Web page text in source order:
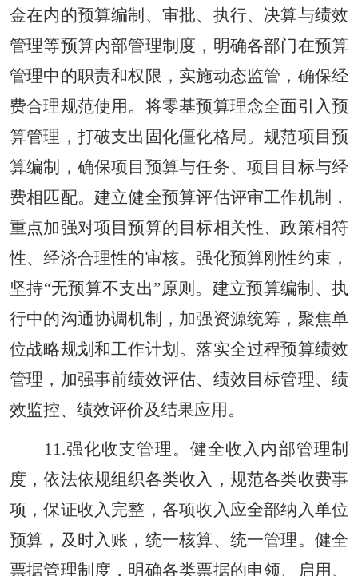
金在内的预算编制、审批、执行、决算与绩效
管理等预算内部管理制度，明确各部门在预算
管理中的职责和权限，实施动态监管，确保经
费合理规范使用。将零基预算理念全面引入预
算管理，打破支出固化僵化格局。规范项目预
算编制，确保项目预算与任务、项目目标与经
费相匹配。建立健全预算评估评审工作机制，
重点加强对项目预算的目标相关性、政策相符
性、经济合理性的审核。强化预算刚性约束，
坚持“无预算不支出”原则。建立预算编制、执
行中的沟通协调机制，加强资源统筹，聚焦单
位战略规划和工作计划。落实全过程预算绩效
管理，加强事前绩效评估、绩效目标管理、绩
效监控、绩效评价及结果应用。
11.强化收支管理。健全收入内部管理制
度，依法依规组织各类收入，规范各类收费事
项，保证收入完整，各项收入应全部纳入单位
预算，及时入账，统一核算、统一管理。健全
票据管理制度，明确各类票据的申领、启用、